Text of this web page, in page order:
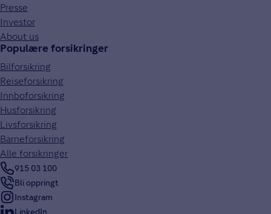
Presse
Investor
About us
Populære forsikringer
Bilforsikring
Reiseforsikring
Innboforsikring
Husforsikring
Livsforsikring
Barneforsikring
Alle forsikringer
915 03 100
Bli oppringt
Instagram
LinkedIn